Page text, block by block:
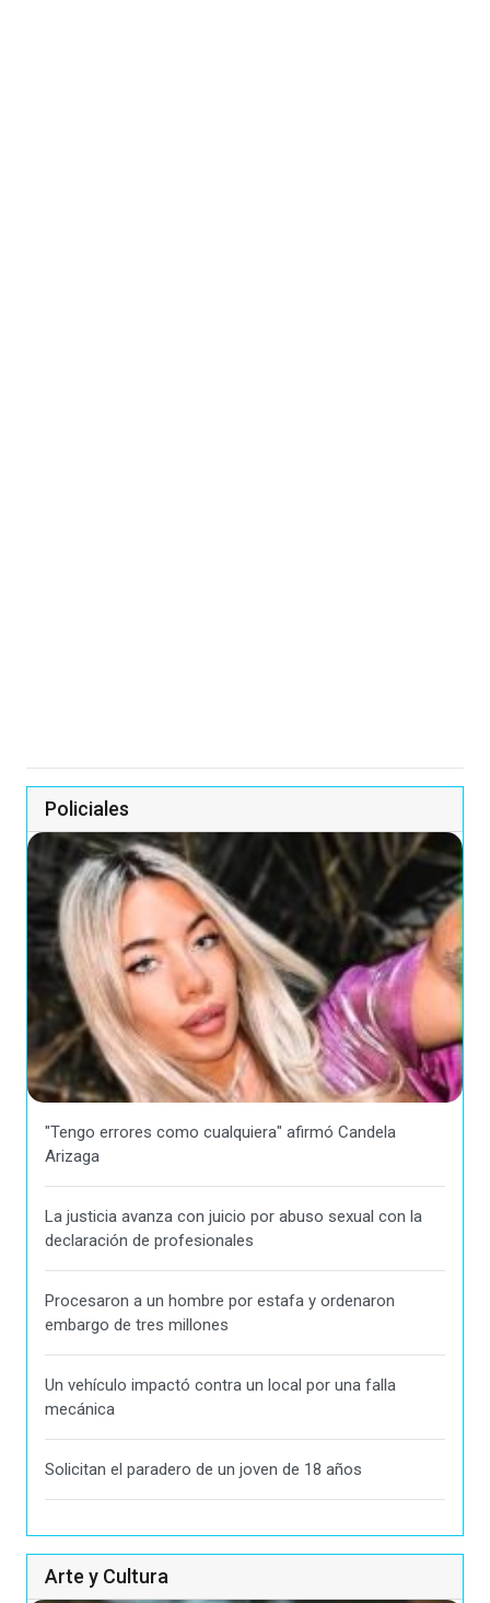
Policiales
"Tengo errores como cualquiera" afirmó Candela
Arizaga
La justicia avanza con juicio por abuso sexual con la
declaración de profesionales
Procesaron a un hombre por estafa y ordenaron
embargo de tres millones
Un vehículo impactó contra un local por una falla
mecánica
Solicitan el paradero de un joven de 18 años
Arte y Cultura